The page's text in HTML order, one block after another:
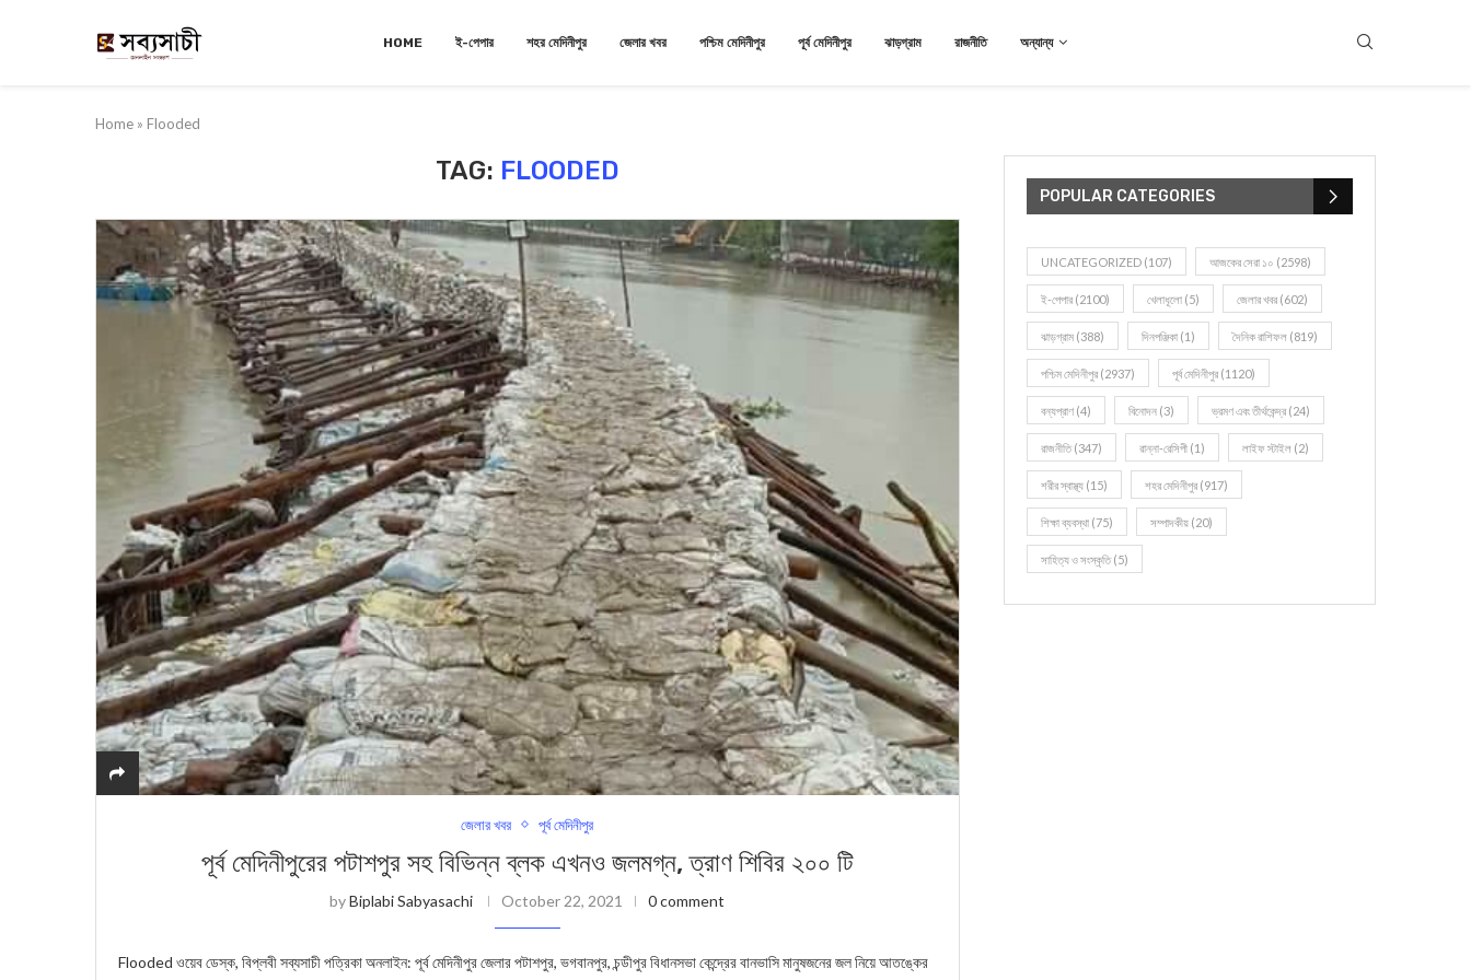
HOME ই-পেপার শহর মেদিনীপুর জেলার খবর পশ্চিম মেদিনীপুর পূর্ব মেদিনীপুর ঝাড়গ্রাম রাজনীতি অন্যান্য
Home » Flooded
TAG: FLOODED
জেলার খবর পূর্ব মেদিনীপুর
পূর্ব মেদিনীপুরের পটাশপুর সহ বিভিন্ন ব্লক এখনও জলমগ্ন, ত্রাণ শিবির ২০০ টি
byBiplabi Sabyasachi October 22, 2021 0 comment
Flooded ওয়েব ডেস্ক, বিপ্লবী সব্যসাচী পত্রিকা অনলাইন: পূর্ব মেদিনীপুর জেলার পটাশপুর, ভগবানপুর, চন্ডীপুর বিধানসভা কেন্দ্রের বানভাসি মানুষজনের জল নিয়ে আতঙ্কের
POPULAR CATEGORIES
UNCATEGORIZED (107) আজকের সেরা ১০ (2598)
ই-পেপার (2100) খেলাধূলো (5) জেলার খবর (602)
ঝাড়গ্রাম (388) দিনপঞ্জিকা (1) দৈনিক রাশিফল (819)
পশ্চিম মেদিনীপুর (2937) পূর্ব মেদিনীপুর (1120)
বন্যপ্রাণ (4) বিনোদন (3) ভ্রমণ এবং তীর্থকেন্দ্র (24)
রাজনীতি(347) রান্না-রেসিপী (1) লাইফ স্টাইল (2)
শরীর স্বাস্থ্য (15) শহর মেদিনীপুর (917)
শিক্ষা ব্যবস্থা (75) সম্পাদকীয় (20)
সাহিত্য ও সংস্কৃতি(5)